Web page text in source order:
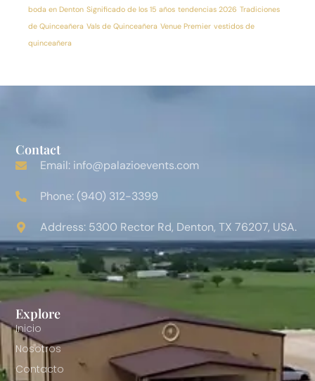
boda en Denton Significado de los 15 años tendencias 2026 Tradiciones
de Quinceañera Vals de Quinceañera Venue Premier vestidos de
quinceañera
Explore
Inicio
Nosotros
Contacto
Contact
Email: info@palazioevents.com
Phone: (940) 312-3399
Address: 5300 Rector Rd, Denton, TX 76207, USA.